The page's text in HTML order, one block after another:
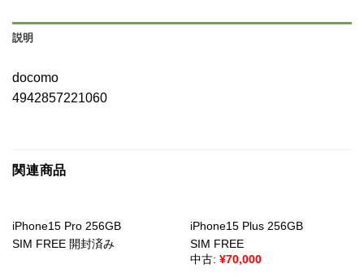
説明
docomo
4942857221060
関連商品
iPhone15 Pro 256GB
SIM FREE 開封済み
iPhone15 Plus 256GB
SIM FREE
中古: ¥70,000